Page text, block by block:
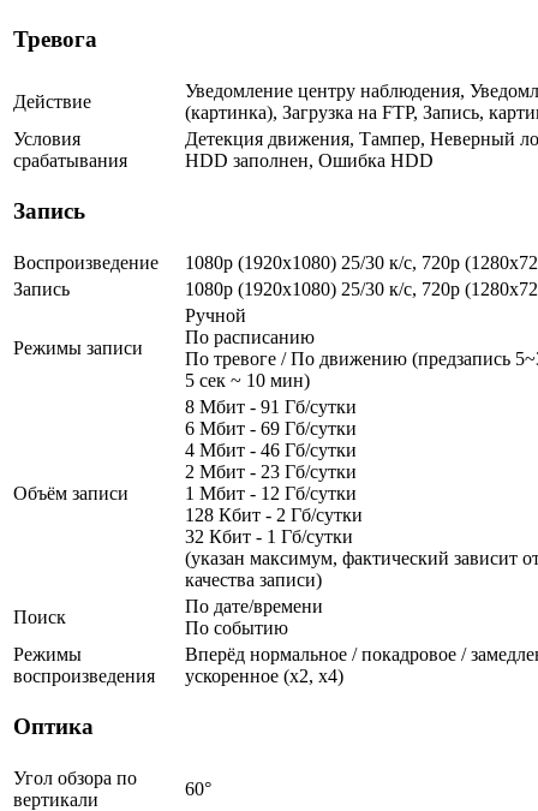
Тревога
Действие
Уведомление центру наблюдения,
(картинка), Загрузка на FTP, Запись,
Условия
срабатывания
Детекция движения, Тампер, Неверный
HDD заполнен, Ошибка HDD
Запись
Воспроизведение
1080p (1920x1080) 25/30 к/с, 720p
Запись
1080p (1920x1080) 25/30 к/с, 720p
Режимы записи
Ручной
По расписанию
По тревоге / По движению (предзапись
5 сек ~ 10 мин)
Объём записи
8 Мбит - 91 Гб/сутки
6 Мбит - 69 Гб/сутки
4 Мбит - 46 Гб/сутки
2 Мбит - 23 Гб/сутки
1 Мбит - 12 Гб/сутки
128 Кбит - 2 Гб/сутки
32 Кбит - 1 Гб/сутки
(указан максимум, фактический зависит
качества записи)
Поиск
По дате/времени
По событию
Режимы
воспроизведения
Вперёд нормальное / покадровое /
ускоренное (х2, х4)
Оптика
Угол обзора по
вертикали
60°